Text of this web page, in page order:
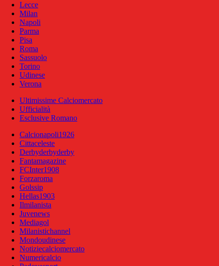
Lecce
Milan
Napoli
Parma
Pisa
Roma
Sassuolo
Torino
Udinese
Verona
Ultimissime Calciomercato
Ufficialità
Esclusive Romano
Calcionapoli1926
Cittaceleste
Derbyderbyderby
Fantamagazine
FCInter1908
Forzaroma
Golssip
Hellas1903
Ilmilanista
Juvenews
Mediagol
Milanistichannel
Mondoudinese
Notiziecalciomercato
Numericalcio